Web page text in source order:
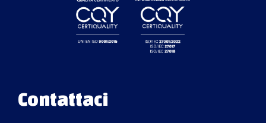
Contattaci